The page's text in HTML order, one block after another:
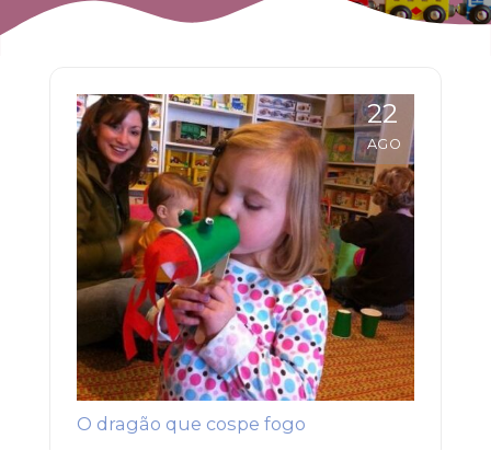
22
AGO
O dragão que cospe fogo